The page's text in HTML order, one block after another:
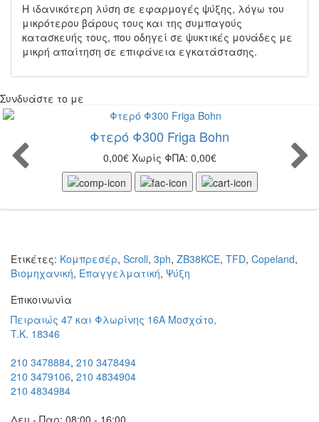
Η ιδανικότερη λύση σε εφαρμογές ψύξης, λόγω του
μικρότερου βάρους τους και της συμπαγούς
κατασκευής τους, που οδηγεί σε ψυκτικές μονάδες με
μικρή απαίτηση σε επιφάνεια εγκατάστασης.
Συνδυάστε το με
Φτερό Φ300 Friga Bohn
0,00€ Χωρίς ΦΠΑ: 0,00€
Ετικέτες: Κομπρεσέρ, Scroll, 3ph, ZB38KCE, TFD, Copeland,
Βιομηχανική, Επαγγελματική, Ψύξη
Eπικοινωνία
Πειραιώς 47 και Φλωρίνης 16Α Μοσχάτο,
T.K. 18346
210 3478884, 210 3478494
210 3479106, 210 4834904
210 4834984